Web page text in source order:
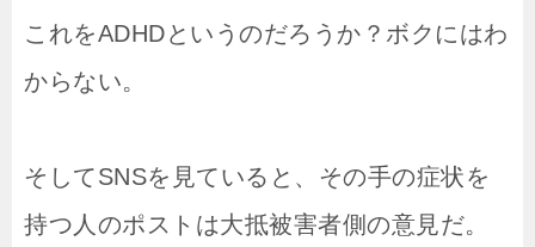
これをADHDというのだろうか？ボクにはわ
からない。
そしてSNSを見ていると、その手の症状を
持つ人のポストは大抵被害者側の意見だ。